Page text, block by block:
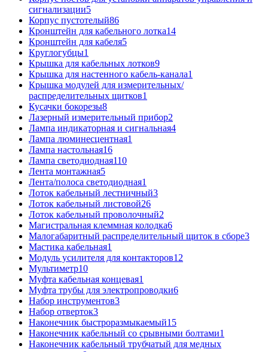
сигнализации5
Корпус пустотелый86
Кронштейн для кабельного лотка14
Кронштейн для кабеля5
Круглогубцы1
Крышка для кабельных лотков9
Крышка для настенного кабель-канала1
Крышка модулей для измерительных/
распределительных щитков1
Кусачки бокорезы8
Лазерный измерительный прибор2
Лампа индикаторная и сигнальная4
Лампа люминесцентная1
Лампа настольная16
Лампа светодиодная110
Лента монтажная5
Лента/полоса светодиодная1
Лоток кабельный лестничный3
Лоток кабельный листовой26
Лоток кабельный проволочный2
Магистральная клеммная колодка6
Малогабаритный распределительный щиток в сборе3
Мастика кабельная1
Модуль усилителя для контакторов12
Мультиметр10
Муфта кабельная концевая1
Муфта трубы для электропроводки6
Набор инструментов3
Набор отверток3
Наконечник быстроразмыкаемый15
Наконечник кабельный со срывными болтами1
Наконечник кабельный трубчатый для медных